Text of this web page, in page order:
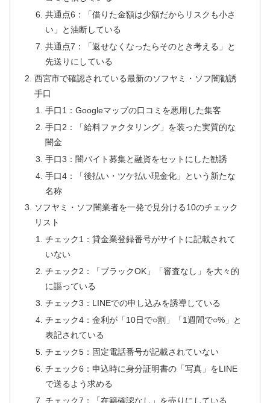
共通点6：「借りた金額は少額だからリスクも小さ
い」と油断している
共通点7：「返せなくなったらそのとき考える」と
先送りにしている
西宮市で確認されている最新のソフヤミ・ソフ闇勧誘
手口
手口1：Googleマップの口コミを悪用した集客
手口2：「給料ファクタリング」を装った実質的な
闇金
手口3：闇バイト募集と融資をセットにした勧誘
手口4：「後払い・ツケ払い現金化」という新たな
名称
ソフヤミ・ソフ闇業者を一発で見分ける10のチェック
リスト
チェック1：貸金業登録番号がサイトに記載されて
いない
チェック2：「ブラックOK」「審査なし」を大々的
に謳っている
チェック3：LINEでの申し込みを誘導している
チェック4：金利が「10日で○割」「1週間で○%」と
表記されている
チェック5：固定電話番号が記載されていない
チェック6：申込時に身分証明書の「写真」をLINE
で送るよう求める
チェック7：「在籍確認なし」を売りにしている